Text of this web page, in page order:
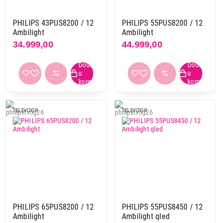
PHILIPS 43PUS8200 / 12
Ambilight
34.999,00
PHILIPS 55PUS8200 / 12
Ambilight
44.999,00
TELEVIZOR
PHILIPS 65PUS8200 / 12
Ambilight
TELEVIZOR
PHILIPS 55PUS8450 / 12
Ambilight qled